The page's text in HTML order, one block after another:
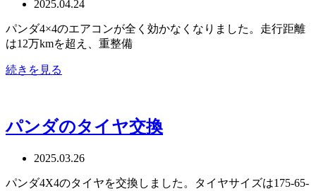
2025.04.24
パンダ4×4のエアコンが全く効かなくなりました。走行距離
は12万kmを超え、重整備
続きを見る
パンダのタイヤ交換
2025.03.26
パンダ4X4のタイヤを交換しました。タイヤサイズは175-65-